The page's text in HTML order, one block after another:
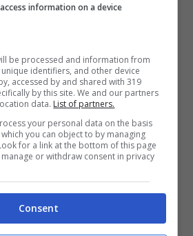
il ragazzo, straniero,
volontà. Fatto sta
avvenuto sui binari
chiaramente provocato
all’uomo che è stato
in ospedale. I
information on a device
be processed and information from
identifiers, and other device
accessed by and shared with 319
by this site. We and our partners
data. List of partners.
your personal data on the basis
you can object to by managing
for a link at the bottom of this page
or withdraw consent in privacy
Consent